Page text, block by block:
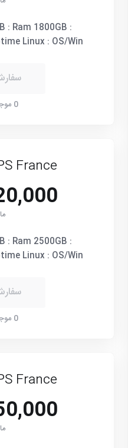
: Ram 1800GB :
Linux : OS/Win
0 موجود است
France
220,000
: Ram 2500GB :
Linux : OS/Win
0 موجود است
France
250,000